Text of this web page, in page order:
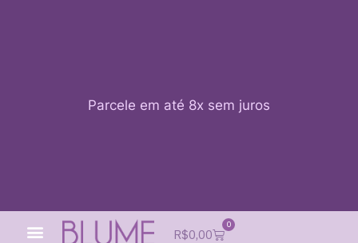
Parcele em até 8x sem juros
R$0,00
0